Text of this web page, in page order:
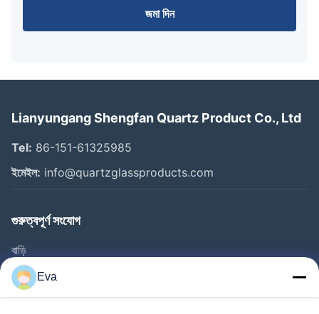
জমা দিন
Lianyungang Shengfan Quartz Product Co., Ltd
Tel: 86-151-61325985
ইমেইল: info@quartzglassproducts.com
গুরুত্বপূর্ণ সংযোগ
বাড়ি
পণ্য
ভিডিও
Eva